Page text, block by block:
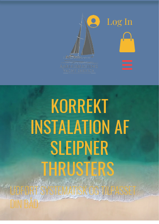
Log In
KORREKT
INSTALATION AF
SLEIPNER
THRUSTERS
UDFØRT SYSTEMATISK OG TILPASSET
DIN BÅD